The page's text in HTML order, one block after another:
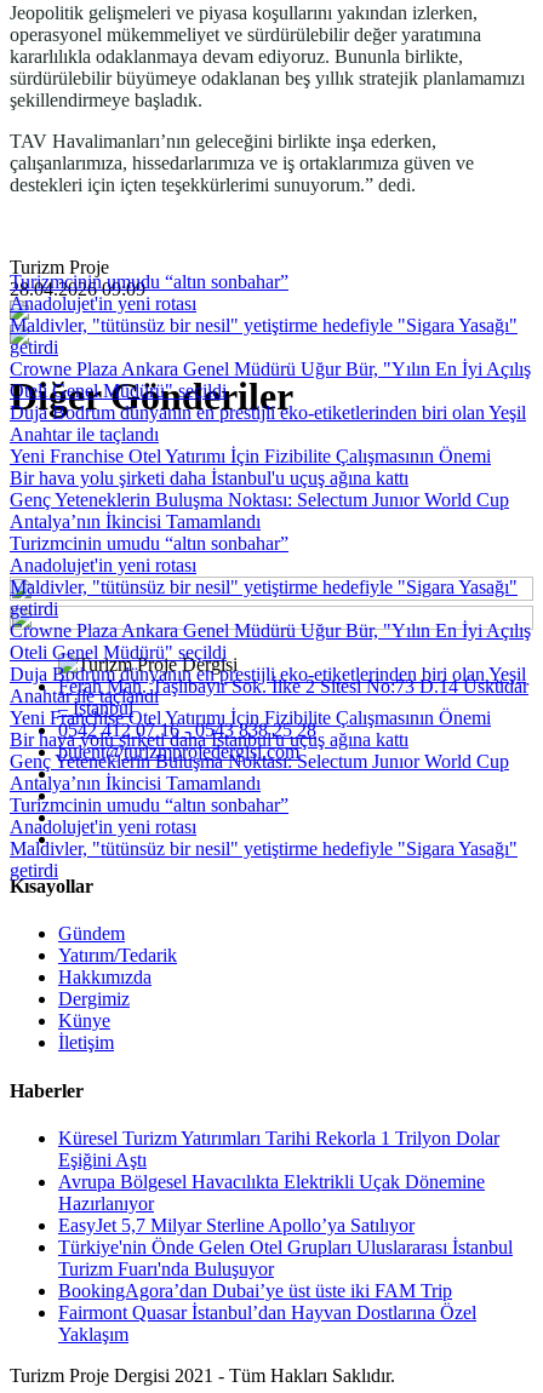
Jeopolitik gelişmeleri ve piyasa koşullarını yakından izlerken,
operasyonel mükemmeliyet ve sürdürülebilir değer yaratımına
kararlılıkla odaklanmaya devam ediyoruz. Bununla birlikte,
sürdürülebilir büyümeye odaklanan beş yıllık stratejik planlamamızı
şekillendirmeye başladık.
TAV Havalimanları’nın geleceğini birlikte inşa ederken,
çalışanlarımıza, hissedarlarımıza ve iş ortaklarımıza güven ve
destekleri için içten teşekkürlerimi sunuyorum.” dedi.
Turizm Proje
28.04.2026 09:09
Diğer Gönderiler
Turizmcinin umudu “altın sonbahar”
Anadolujet'in yeni rotası
Maldivler, "tütünsüz bir nesil" yetiştirme hedefiyle "Sigara Yasağı"
getirdi
Crowne Plaza Ankara Genel Müdürü Uğur Bür, "Yılın En İyi Açılış
Oteli Genel Müdürü" seçildi
Duja Bodrum dünyanın en prestijli eko-etiketlerinden biri olan Yeşil
Anahtar ile taçlandı
Yeni Franchise Otel Yatırımı İçin Fizibilite Çalışmasının Önemi
Bir hava yolu şirketi daha İstanbul'u uçuş ağına kattı
Genç Yeteneklerin Buluşma Noktası: Selectum Junıor World Cup
Antalya’nın İkincisi Tamamlandı
Turizmcinin umudu “altın sonbahar”
Anadolujet'in yeni rotası
Maldivler, "tütünsüz bir nesil" yetiştirme hedefiyle "Sigara Yasağı"
getirdi
Crowne Plaza Ankara Genel Müdürü Uğur Bür, "Yılın En İyi Açılış
Oteli Genel Müdürü" seçildi
Duja Bodrum dünyanın en prestijli eko-etiketlerinden biri olan Yeşil
Anahtar ile taçlandı
Yeni Franchise Otel Yatırımı İçin Fizibilite Çalışmasının Önemi
Bir hava yolu şirketi daha İstanbul'u uçuş ağına kattı
Genç Yeteneklerin Buluşma Noktası: Selectum Junıor World Cup
Antalya’nın İkincisi Tamamlandı
Turizmcinin umudu “altın sonbahar”
Anadolujet'in yeni rotası
Maldivler, "tütünsüz bir nesil" yetiştirme hedefiyle "Sigara Yasağı"
getirdi
Ferah Mah. Taşlıbayır Sok. İlke 2 Sitesi No:73 D.14 Üsküdar
– İstanbul
0542 412 07 16 - 0543 838 25 28
bulent@turizmprojedergisi.com
Kısayollar
Gündem
Yatırım/Tedarik
Hakkımızda
Dergimiz
Künye
İletişim
Haberler
Küresel Turizm Yatırımları Tarihi Rekorla 1 Trilyon Dolar
Eşiğini Aştı
Avrupa Bölgesel Havacılıkta Elektrikli Uçak Dönemine
Hazırlanıyor
EasyJet 5,7 Milyar Sterline Apollo’ya Satılıyor
Türkiye'nin Önde Gelen Otel Grupları Uluslararası İstanbul
Turizm Fuarı'nda Buluşuyor
BookingAgora’dan Dubai’ye üst üste iki FAM Trip
Fairmont Quasar İstanbul’dan Hayvan Dostlarına Özel
Yaklaşım
Turizm Proje Dergisi 2021 - Tüm Hakları Saklıdır.